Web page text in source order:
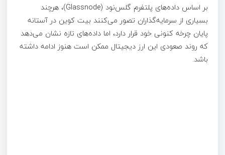
بر اساس داده‌های پلتفرم گلس‌نود (Glassnode)، هرچند
بسیاری از سرمایه‌گذاران تصور می‌کنند بیت‌ کوین در آستانه
پایان چرخه کنونی خود قرار دارد، اما داده‌های تازه نشان می‌دهد
که روند صعودی این ارز دیجیتال ممکن است هنوز ادامه داشته
باشد.